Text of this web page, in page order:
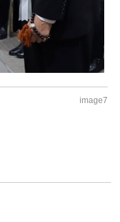
image7